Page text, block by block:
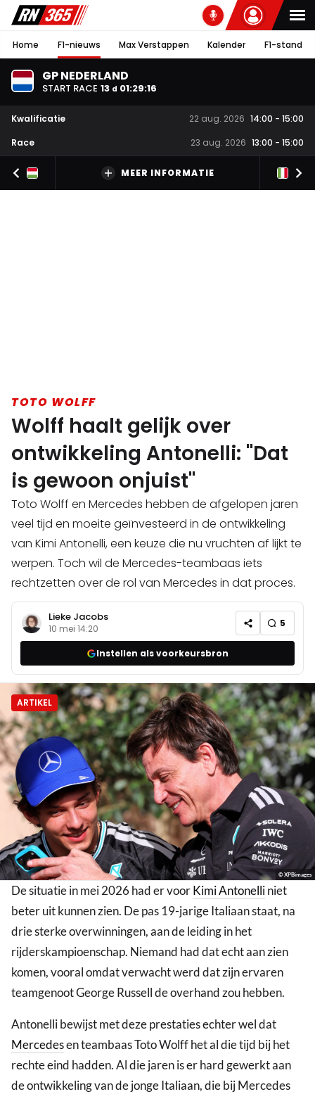
Home F1-nieuws Max Verstappen Kalender F1-stand
GP NEDERLAND
START RACE 13 d 01:29:15
Kwalificatie 22 aug. 2026 14:00 - 15:00
Race
23 aug. 2026 13:00 - 15:00
MEER INFORMATIE
TOTO WOLFF
Wolff haalt gelijk over
ontwikkeling Antonelli: "Dat
is gewoon onjuist"
Toto Wolff en Mercedes hebben de afgelopen jaren
veel tijd en moeite geïnvesteerd in de ontwikkeling
van Kimi Antonelli, een keuze die nu vruchten af lijkt te
werpen. Toch wil de Mercedes-teambaas iets
rechtzetten over de rol van Mercedes in dat proces.
Lieke Jacobs
10 mei 14:20 5
Instellen als voorkeursbron
ARTIKEL
© XPBimages
De situatie in mei 2026 had er voorKimi Antonelliniet
beter uit kunnen zien. De pas 19-jarige Italiaan staat, na
drie sterke overwinningen, aan de leiding in het
rijderskampioenschap. Niemand had dat echt aan zien
komen, vooral omdat verwacht werd dat zijn ervaren
teamgenoot George Russell de overhand zou hebben.
Antonelli bewijst met deze prestaties echter wel dat
Mercedesen teambaas Toto Wolff het al die tijd bij het
rechte eind hadden. Al die jaren is er hard gewerkt aan
de ontwikkeling van de jonge Italiaan, die bij Mercedes